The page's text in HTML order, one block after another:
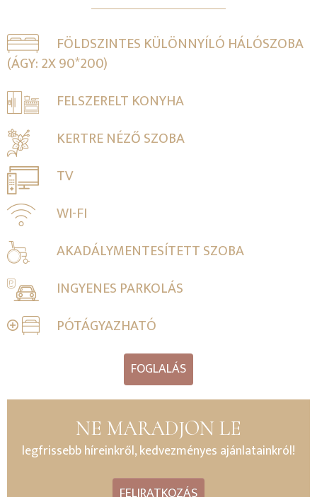
FÖLDSZINTES KÜLÖNNYÍLÓ HÁLÓSZOBA
(ÁGY: 2X 90*200)
FELSZERELT KONYHA
KERTRE NÉZŐ SZOBA
TV
WI-FI
AKADÁLYMENTESÍTETT SZOBA
INGYENES PARKOLÁS
PÓTÁGYAZHATÓ
FOGLALÁS
NE MARADJON LE
legfrissebb híreinkről, kedvezményes ajánlatainkról!